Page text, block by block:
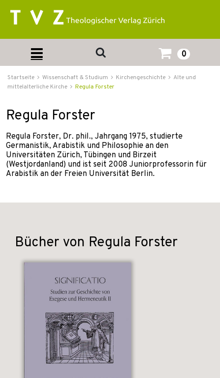
0
Startseite Wissenschaft & Studium Kirchengeschichte
Alte und
mittelalterliche Kirche
Regula Forster
Regula Forster
Regula Forster, Dr. phil., Jahrgang 1975, studierte
Germanistik, Arabistik und Philosophie an den
Universitäten Zürich, Tübingen und Birzeit
(Westjordanland) und ist seit 2008 Juniorprofessorin für
Arabistik an der Freien Universität Berlin.
Bücher von Regula Forster